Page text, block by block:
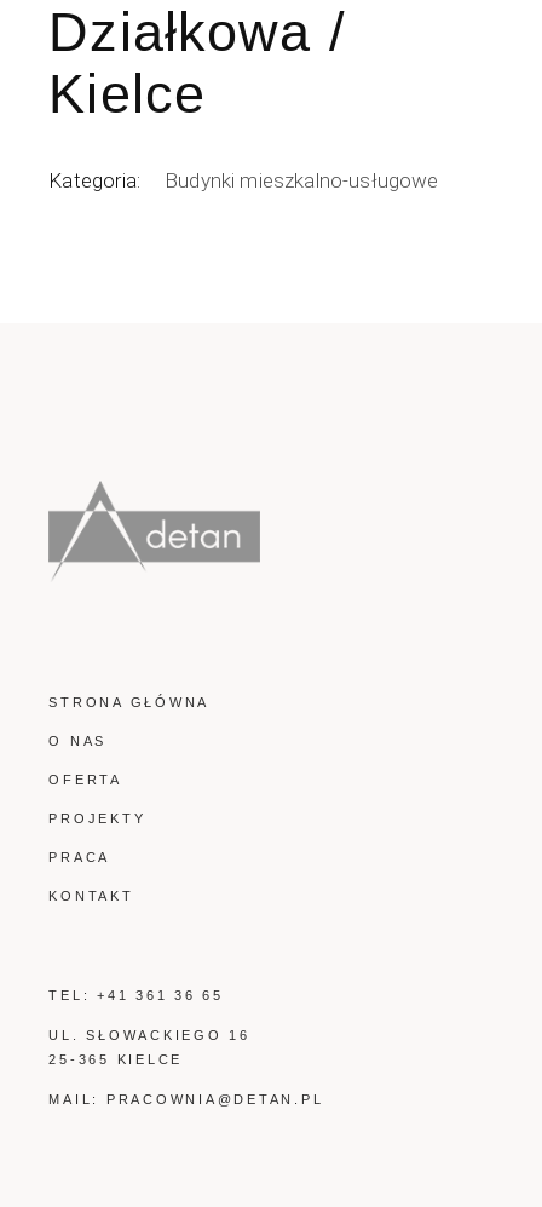
Działkowa /
Kielce
Kategoria: Budynki mieszkalno-usługowe
STRONA GŁÓWNA
O NAS
OFERTA
PROJEKTY
PRACA
KONTAKT
TEL:+41 361 36 65
UL. SŁOWACKIEGO 16
25-365 KIELCE
MAIL: PRACOWNIA@DETAN.PL